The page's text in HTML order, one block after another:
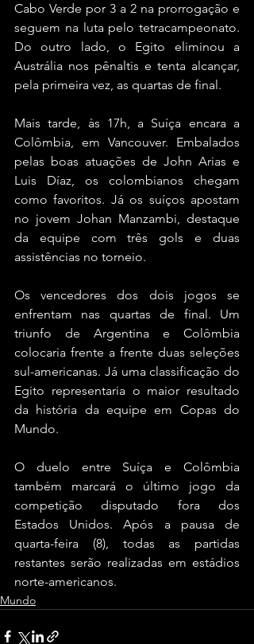
Cabo Verde por 3 a 2 na prorrogação e
seguem na luta pelo tetracampeonato.
Do outro lado, o Egito eliminou a
Austrália nos pênaltis e tenta alcançar,
pela primeira vez, as quartas de final.
Mais tarde, às 17h, a Suíça encara a
Colômbia, em Vancouver. Embalados
pelas boas atuações de John Arias e
Luis Díaz, os colombianos chegam
como favoritos. Já os suíços apostam
no jovem Johan Manzambi, destaque
da equipe com três gols e duas
assistências no torneio.
Os vencedores dos dois jogos se
enfrentam nas quartas de final. Um
triunfo de Argentina e Colômbia
colocaria frente a frente duas seleções
sul-americanas. Já uma classificação do
Egito representaria o maior resultado
da história da equipe em Copas do
Mundo.
O duelo entre Suíça e Colômbia
também marcará o último jogo da
competição disputado fora dos
Estados Unidos. Após a pausa de
quarta-feira (8), todas as partidas
restantes serão realizadas em estádios
norte-americanos.
Mundo